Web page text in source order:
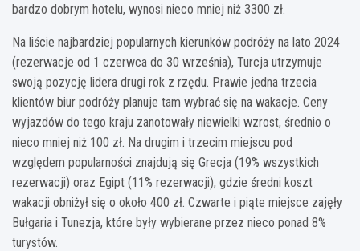
bardzo dobrym hotelu, wynosi nieco mniej niż 3300 zł.
Na liście najbardziej popularnych kierunków podróży na lato 2024
(rezerwacje od 1 czerwca do 30 września), Turcja utrzymuje
swoją pozycję lidera drugi rok z rzędu. Prawie jedna trzecia
klientów biur podróży planuje tam wybrać się na wakacje. Ceny
wyjazdów do tego kraju zanotowały niewielki wzrost, średnio o
nieco mniej niż 100 zł. Na drugim i trzecim miejscu pod
względem popularności znajdują się Grecja (19% wszystkich
rezerwacji) oraz Egipt (11% rezerwacji), gdzie średni koszt
wakacji obniżył się o około 400 zł. Czwarte i piąte miejsce zajęły
Bułgaria i Tunezja, które były wybierane przez nieco ponad 8%
turystów.